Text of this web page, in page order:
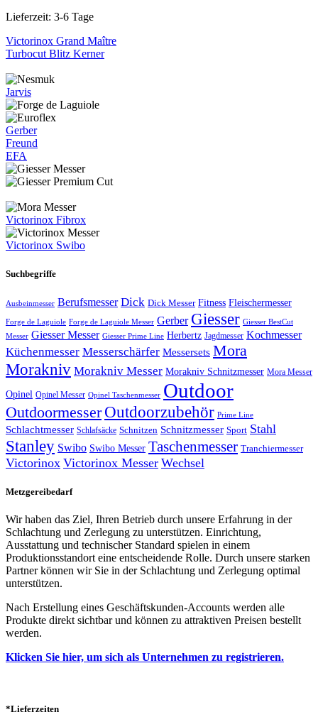
Lieferzeit: 3-6 Tage
Victorinox Grand Maître
Turbocut Blitz Kerner
Jarvis
Gerber
Freund
EFA
Victorinox Fibrox
Victorinox Swibo
Suchbegriffe
Ausbeinmesser Berufsmesser Dick Dick Messer Fitness Fleischermesser
Forge de Laguiole Forge de Laguiole Messer Gerber Giesser Giesser BestCut
Messer Giesser Messer Giesser Prime Line Herbertz Jagdmesser Kochmesser
Küchenmesser Messerschärfer Messersets Mora
Morakniv Morakniv Messer Morakniv Schnitzmesser Mora Messer
Opinel Opinel Messer Opinel Taschenmesser Outdoor
Outdoormesser Outdoorzubehör Prime Line
Schlachtmesser Schlafsäcke Schnitzen Schnitzmesser Sport Stahl
Stanley Swibo Swibo Messer Taschenmesser Tranchiermesser
Victorinox Victorinox Messer Wechsel
Metzgereibedarf
Wir haben das Ziel, Ihren Betrieb durch unsere Erfahrung in der
Schlachtung und Zerlegung zu unterstützen. Einrichtung,
Ausstattung und technischer Standard spielen in einem
Produktionsstandort eine entscheidende Rolle. Durch unsere starken
Partner können wir Sie in der Schlachtung und Zerlegung optimal
unterstützen.
Nach Erstellung eines Geschäftskunden-Accounts werden alle
Produkte direkt sichtbar und können zu attraktiven Preisen bestellt
werden.
Klicken Sie hier, um sich als Unternehmen zu registrieren.
*Lieferzeiten